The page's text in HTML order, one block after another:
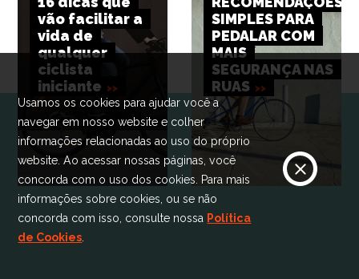
vão facilitar a
vida de
qualquer
ciclista
iniciante
SIMPLES PARA
PEDALAR COM
MAIS
SEGURANÇA NAS
RUAS
Usamos os cookies para ajudar você a
navegar em nosso website e colher
informações relacionadas ao uso do próprio
website. Ao acessar nossas páginas, você
concorda com o uso dos cookies. Para mais
informações sobre cookies, ou se não
concorda com isso, consulte nossa Política
de Cookies